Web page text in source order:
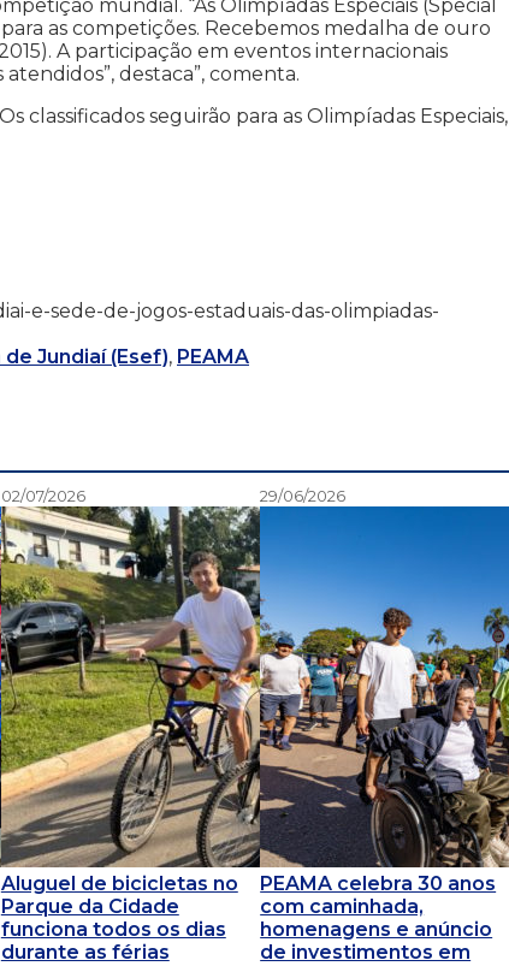
mundial. “As Olimpíadas Especiais (Special
as competições. Recebemos medalha de ouro
A participação em eventos internacionais
destaca”, comenta.
classificados seguirão para as Olimpíadas Especiais,
e-sede-de-jogos-estaduais-das-olimpiadas-
Jundiaí (Esef), PEAMA
02/07/2026
Aluguel de bicicletas no
Parque da Cidade
funciona todos os dias
durante as férias
29/06/2026
PEAMA celebra 30 anos
com caminhada,
homenagens e anúncio
de investimentos em